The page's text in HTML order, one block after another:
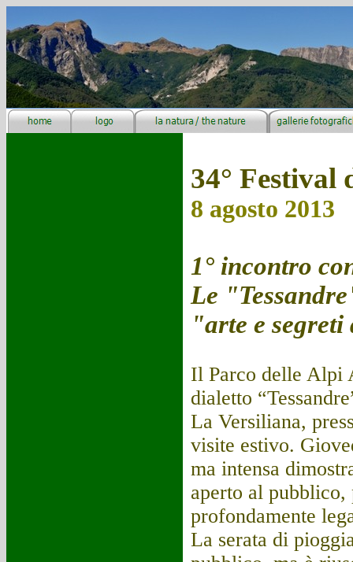
34° Festival
8 agosto 2013
1° incontro
Le
"arte e
Il Parco delle Alpi
dialetto
La Versiliana,
visite estivo.
ma intensa
aperto al
profondamente
La serata di